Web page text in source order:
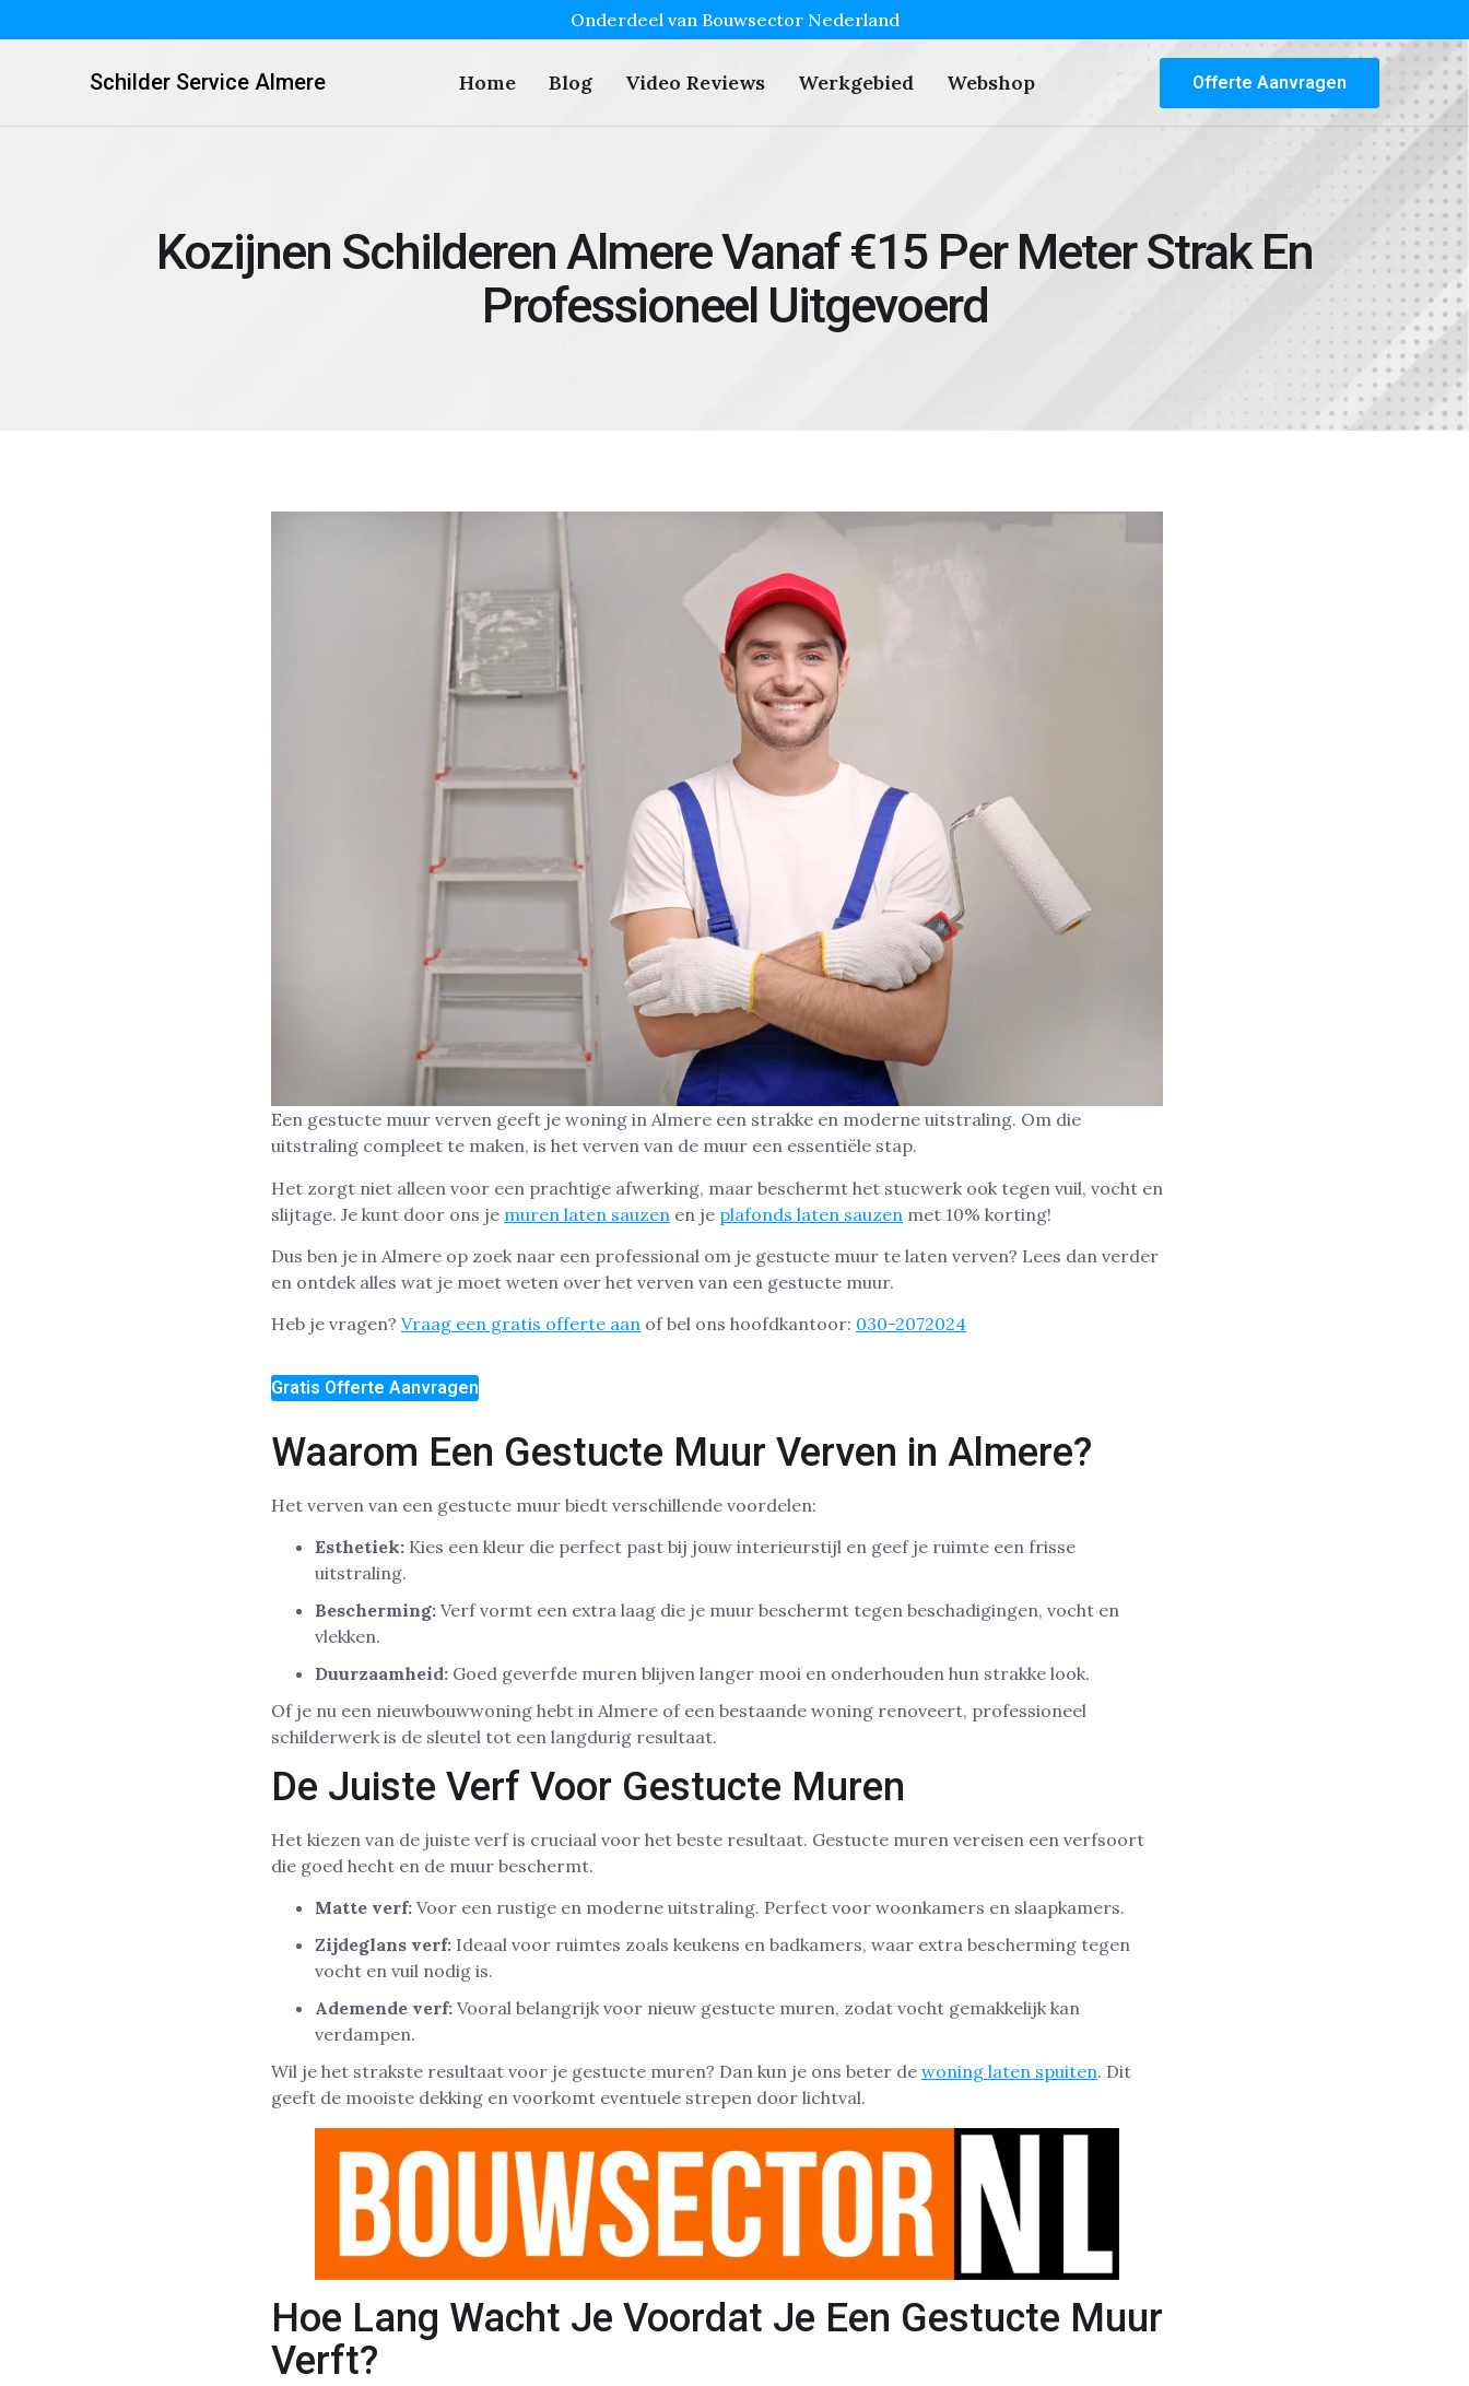
Onderdeel van Bouwsector Nederland
Schilder Service Almere Home Blog Video Reviews Werkgebied Webshop Offerte Aanvragen
Kozijnen Schilderen Almere Vanaf €15 Per Meter Strak En
Professioneel Uitgevoerd
Een gestucte muur verven geeft je woning in Almere een strakke en moderne uitstraling. Om die
uitstraling compleet te maken, is het verven van de muur een essentiële stap.
Het zorgt niet alleen voor een prachtige afwerking, maar beschermt het stucwerk ook tegen vuil, vocht en
slijtage. Je kunt door ons je muren laten sauzen en je plafonds laten sauzen met 10% korting!
Dus ben je in Almere op zoek naar een professional om je gestucte muur te laten verven? Lees dan verder
en ontdek alles wat je moet weten over het verven van een gestucte muur.
Heb je vragen? Vraag een gratis offerte aan of bel ons hoofdkantoor: 030-2072024
Gratis Offerte Aanvragen
Waarom Een Gestucte Muur Verven in Almere?
Het verven van een gestucte muur biedt verschillende voordelen:
Esthetiek: Kies een kleur die perfect past bij jouw interieurstijl en geef je ruimte een frisse
uitstraling.
Bescherming: Verf vormt een extra laag die je muur beschermt tegen beschadigingen, vocht en
vlekken.
Duurzaamheid: Goed geverfde muren blijven langer mooi en onderhouden hun strakke look.
Of je nu een nieuwbouwwoning hebt in Almere of een bestaande woning renoveert, professioneel
schilderwerk is de sleutel tot een langdurig resultaat.
De Juiste Verf Voor Gestucte Muren
Het kiezen van de juiste verf is cruciaal voor het beste resultaat. Gestucte muren vereisen een verfsoort
die goed hecht en de muur beschermt.
Matte verf: Voor een rustige en moderne uitstraling. Perfect voor woonkamers en slaapkamers.
Zijdeglans verf: Ideaal voor ruimtes zoals keukens en badkamers, waar extra bescherming tegen
vocht en vuil nodig is.
Ademende verf: Vooral belangrijk voor nieuw gestucte muren, zodat vocht gemakkelijk kan
verdampen.
Wil je het strakste resultaat voor je gestucte muren? Dan kun je ons beter de woning laten spuiten. Dit
geeft de mooiste dekking en voorkomt eventuele strepen door lichtval.
Hoe Lang Wacht Je Voordat Je Een Gestucte Muur
Verft?